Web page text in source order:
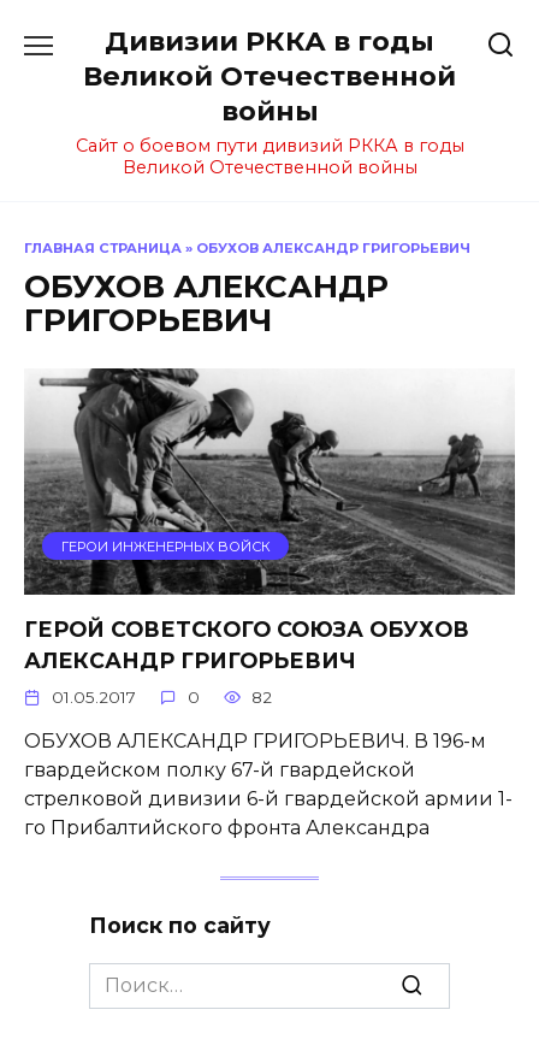
содержанию
Дивизии РККА в годы
Великой Отечественной
войны
Сайт о боевом пути дивизий РККА в годы
Великой Отечественной войны
ГЛАВНАЯ СТРАНИЦА » ОБУХОВ АЛЕКСАНДР ГРИГОРЬЕВИЧ
ОБУХОВ АЛЕКСАНДР
ГРИГОРЬЕВИЧ
ГЕРОИ ИНЖЕНЕРНЫХ ВОЙСК
ГЕРОЙ СОВЕТСКОГО СОЮЗА ОБУХОВ
АЛЕКСАНДР ГРИГОРЬЕВИЧ
01.05.2017 0 82
ОБУХОВ АЛЕКСАНДР ГРИГОРЬЕВИЧ. В 196-м
гвардейском полку 67-й гвардейской
стрелковой дивизии 6-й гвардейской армии 1-
го Прибал­тийского фронта Александра
Поиск по сайту
Search
for: